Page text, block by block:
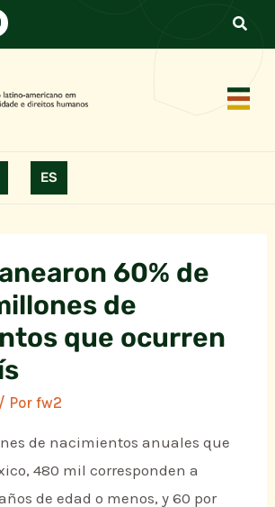
ES
60% de
de
que ocurren
/ Porfw2
de nacimientos anuales que
480 mil corresponden a
de edad o menos, y 60 por